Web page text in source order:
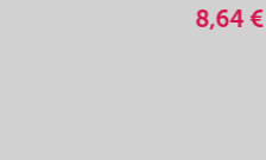
8,64 €